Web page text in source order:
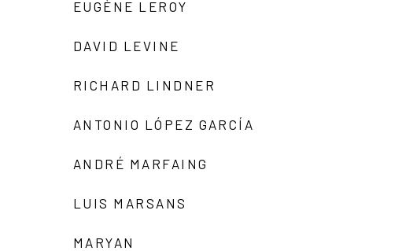
EUGÈNE LEROY
DAVID LEVINE
RICHARD LINDNER
ANTONIO LÓPEZ GARCÍA
ANDRÉ MARFAING
LUIS MARSANS
MARYAN